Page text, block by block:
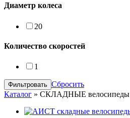
Диаметр колеса
20
Количество скоростей
1
Сбросить
Каталог » СКЛАДНЫЕ велосипеды